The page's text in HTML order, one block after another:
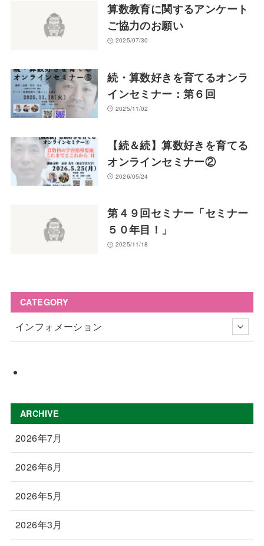
算数教育に関するアンケート
ご協力のお願い
2025/07/30
続・算数好きを育てるオンラ
インセミナー：第６回
2025/11/02
【続＆続】算数好きを育てる
オンラインセミナー②
2026/05/24
第４９回セミナー「セミナー
５０年目！」
2025/11/18
CATEGORY
インフォメーション
ARCHIVE
2026年7月
2026年6月
2026年5月
2026年3月